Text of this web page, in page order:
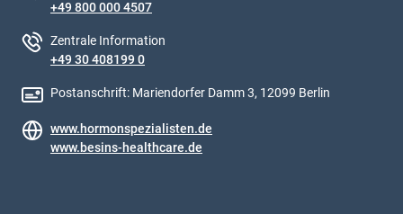
+49 800 000 4507
Zentrale Information
+49 30 408199 0
Postanschrift: Mariendorfer Damm 3, 12099 Berlin
www.hormonspezialisten.de
www.besins-healthcare.de